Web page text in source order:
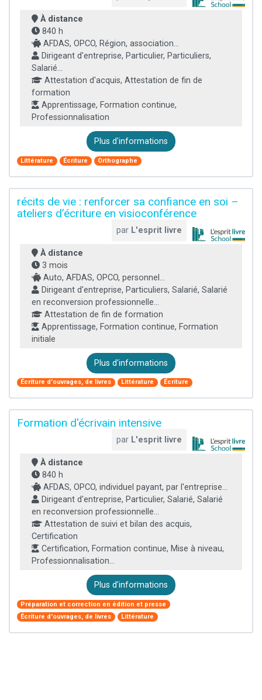
À distance
840 h
AFDAS, OPCO, Région, association...
Dirigeant d'entreprise, Particulier, Particuliers,
Salarié...
Attestation d'acquis, Attestation de fin de
formation
Apprentissage, Formation continue,
Professionnalisation
Plus d'informations
Littérature Écriture Orthographe
récits de vie : renforcer sa confiance en soi –
ateliers d’écriture en visioconférence
par L'esprit livre
À distance
3 mois
Auto, AFDAS, OPCO, personnel...
Dirigeant d'entreprise, Particuliers, Salarié, Salarié
en reconversion professionnelle...
Attestation de fin de formation
Apprentissage, Formation continue, Formation
initiale
Plus d'informations
Écriture d'ouvrages, de livres Littérature Écriture
Formation d'écrivain intensive
par L'esprit livre
À distance
840 h
AFDAS, OPCO, individuel payant, par l'entreprise...
Dirigeant d'entreprise, Particulier, Salarié, Salarié
en reconversion professionnelle...
Attestation de suivi et bilan des acquis,
Certification
Certification, Formation continue, Mise à niveau,
Professionnalisation...
Plus d'informations
Préparation et correction en édition et presse
Écriture d'ouvrages, de livres
Littérature